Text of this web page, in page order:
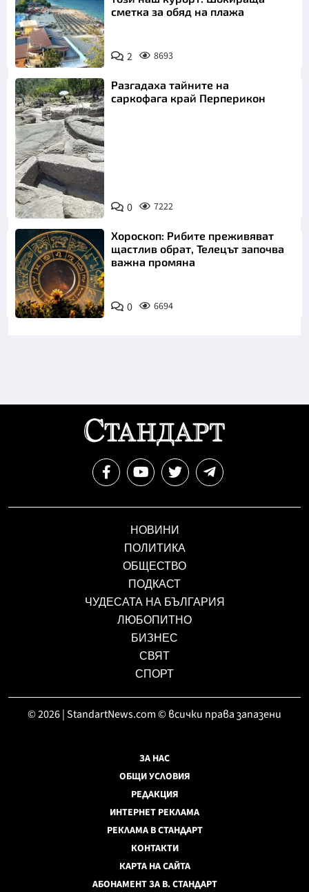
сметка за обяд на плажа
2 8693
Снимка:
Bulgaria ON
AIR
Разгадаха тайните на
саркофага край Перперикон
0 7222
Хороскоп: Рибите преживяват
щастлив обрат, Телецът започва
важна промяна
0 6694
НОВИНИ
ПОЛИТИКА
ОБЩЕСТВО
ПОДКАСТ
ЧУДЕСАТА НА БЪЛГАРИЯ
ЛЮБОПИТНО
БИЗНЕС
СВЯТ
СПОРТ
© 2026 | StandartNews.com © всички права запазени
ЗА НАС
ОБЩИ УСЛОВИЯ
РЕДАКЦИЯ
ИНТЕРНЕТ РЕКЛАМА
РЕКЛАМА В СТАНДАРТ
КОНТАКТИ
КАРТА НА САЙТА
АБОНАМЕНТ ЗА В. СТАНДАРТ